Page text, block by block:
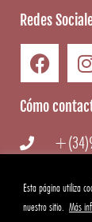
Esta página utiliza
nuestro sitio. Más
Redes
Cómo